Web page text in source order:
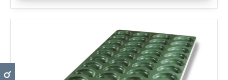
Sub
&